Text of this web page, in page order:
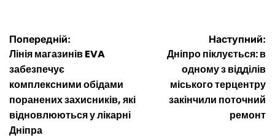
Навігація
записів
Попередній:
Лінія магазинів EVA
забезпечує
комплексними обідами
поранених захисників, які
відновлюються у лікарні
Дніпра
Наступний:
Дніпро піклується: в
одному з відділів
міського терцентру
закінчили поточний
ремонт